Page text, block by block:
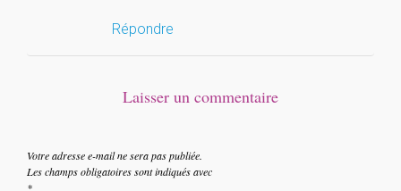
Répondre
Laisser un commentaire
Votre adresse e-mail ne sera pas publiée.
Les champs obligatoires sont indiqués avec
*